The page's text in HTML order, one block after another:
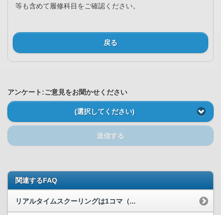
等も含めて履修科目をご確認ください。
戻る
アンケート:ご意見をお聞かせください
(選択してください)
送信する
関連するFAQ
リアルタイムスクーリングは1コマ（...